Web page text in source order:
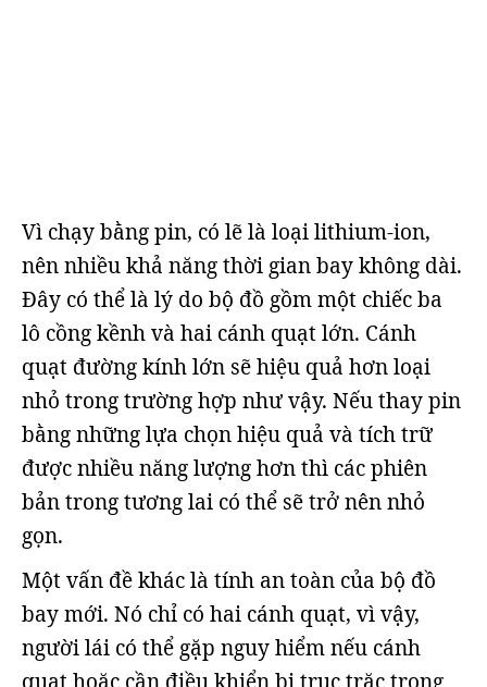
Vì chạy bằng pin, có lẽ là loại lithium-ion,
nên nhiều khả năng thời gian bay không dài.
Đây có thể là lý do bộ đồ gồm một chiếc ba
lô cồng kềnh và hai cánh quạt lớn. Cánh
quạt đường kính lớn sẽ hiệu quả hơn loại
nhỏ trong trường hợp như vậy. Nếu thay pin
bằng những lựa chọn hiệu quả và tích trữ
được nhiều năng lượng hơn thì các phiên
bản trong tương lai có thể sẽ trở nên nhỏ
gọn.
Một vấn đề khác là tính an toàn của bộ đồ
bay mới. Nó chỉ có hai cánh quạt, vì vậy,
người lái có thể gặp nguy hiểm nếu cánh